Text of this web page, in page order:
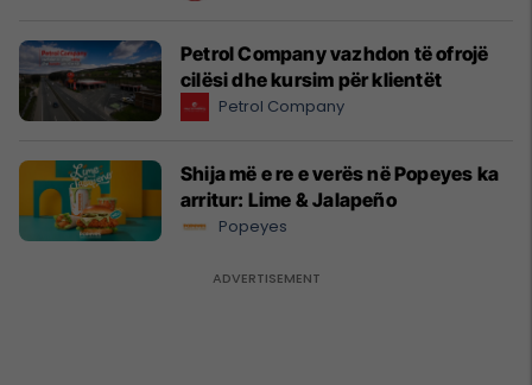
Petrol Company vazhdon të ofrojë
cilësi dhe kursim për klientët
Petrol Company
Shija më e re e verës në Popeyes ka
arritur: Lime & Jalapeño
Popeyes